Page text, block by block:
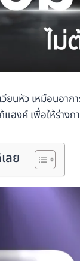
วียนหัว เหมือนอ
แฮงค์ เพื่อให้ร่าง
ลย